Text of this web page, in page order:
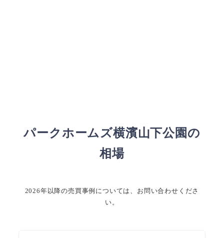
パークホームズ横濱山下公園の
相場
2026年以降の売買事例については、お問い合わせくださ
い。